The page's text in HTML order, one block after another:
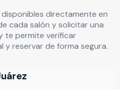
directamente en
cada salón y solicitar una
te permite verificar
y reservar de forma segura.